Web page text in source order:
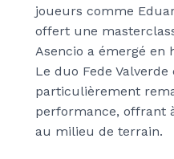
joueurs comme
offert une
Asencio a émergé en
Le duo Fede
particulièrement
performance, offrant
au milieu de terrain.